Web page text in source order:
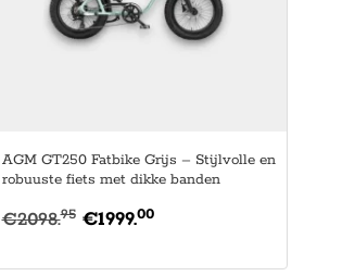
AGM GT250 Fatbike Grijs – Stijlvolle en
robuuste fiets met dikke banden
€2098.95 €1999.00